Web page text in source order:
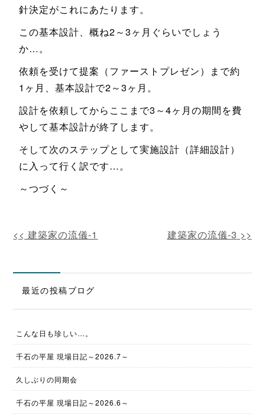
針決定がこれにあたります。
この基本設計、概ね2～3ヶ月ぐらいでしょう
か…。
依頼を受けて提案（ファーストプレゼン）まで約
1ヶ月、基本設計で2～3ヶ月。
設計を依頼してからここまで3～4ヶ月の期間を費
やして基本設計が終了します。
そして次のステップとして実施設計（詳細設計）
に入って行く訳です…。
～つづく～
建築家の流儀-1 建築家の流儀-3
最近の投稿ブログ
こんな日も珍しい…。
千石の平屋 現場日記～2026.7～
久しぶりの同期会
千石の平屋 現場日記～2026.6～